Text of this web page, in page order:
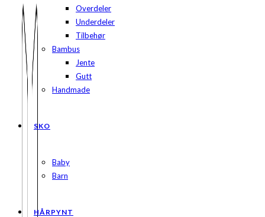
Overdeler
Underdeler
Tilbehør
Bambus
Jente
Gutt
Handmade
SKO
Baby
Barn
HÅRPYNT